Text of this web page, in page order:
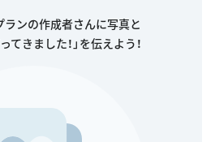
ランの作成者さんに写真と
てきました！」を伝えよう！